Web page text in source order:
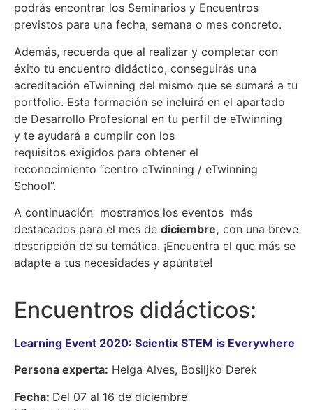
podrás encontrar los Seminarios y Encuentros
previstos para una fecha, semana o mes concreto.
Además, recuerda que al realizar y completar con
éxito tu encuentro didáctico, conseguirás una
acreditación eTwinning del mismo que se sumará a tu
portfolio. Esta formación se incluirá en el apartado
de Desarrollo Profesional en tu perfil de eTwinning
y te ayudará a cumplir con los
requisitos exigidos para obtener el
reconocimiento “centro eTwinning / eTwinning
School”.
A continuación mostramos los eventos más
destacados para el mes de diciembre, con una breve
descripción de su temática. ¡Encuentra el que más se
adapte a tus necesidades y apúntate!
Encuentros didácticos:
Learning Event 2020: Scientix STEM is Everywhere
Persona experta: Helga Alves, Bosiljko Derek
Fecha: Del 07 al 16 de diciembre